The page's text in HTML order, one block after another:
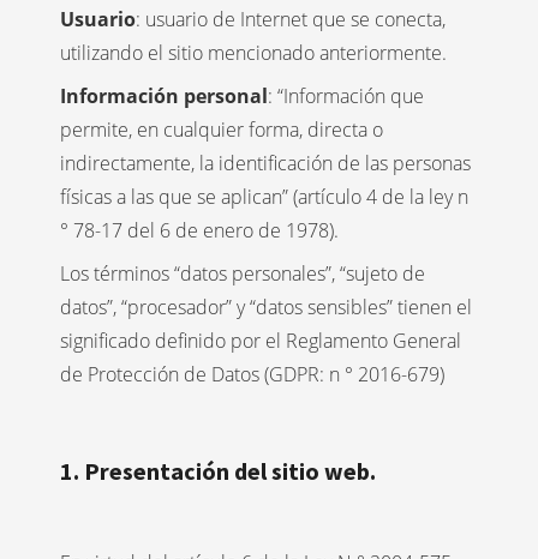
Usuario: usuario de Internet que se conecta,
utilizando el sitio mencionado anteriormente.
Información personal: “Información que
permite, en cualquier forma, directa o
indirectamente, la identificación de las personas
físicas a las que se aplican” (artículo 4 de la ley n
° 78-17 del 6 de enero de 1978).
Los términos “datos personales”, “sujeto de
datos”, “procesador” y “datos sensibles” tienen el
significado definido por el Reglamento General
de Protección de Datos (GDPR: n ° 2016-679)
1. Presentación del sitio web.